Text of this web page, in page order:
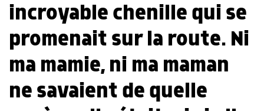
incroyable chenille qui se
promenait sur la route. Ni
ma mamie, ni ma maman
ne savaient de quelle